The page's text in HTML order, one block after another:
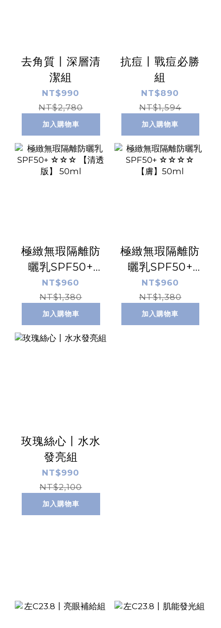
去角質丨深層清
潔組
NT$990
NT$2,780
加入購物車
抗痘丨戰痘必勝
組
NT$890
NT$1,594
加入購物車
極緻無瑕隔離防
曬乳SPF50+
☆☆☆ 【清透
版】 50ml
NT$960
NT$1,380
加入購物車
極緻無瑕隔離防
曬乳SPF50+
☆☆☆☆
【膚】50ml
NT$960
NT$1,380
加入購物車
玫瑰絲心丨水水
發亮組
NT$990
NT$2,100
加入購物車